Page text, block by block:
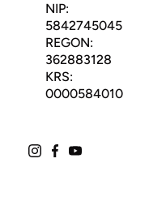
NIP:
5842745045
REGON:
362883128
KRS:
0000584010